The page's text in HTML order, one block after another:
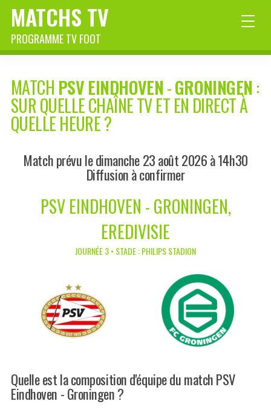
MATCHS TV
PROGRAMME TV FOOT
MATCH PSV EINDHOVEN-GRONINGEN:
SUR QUELLE CHAÎNE TV ET EN DIRECT À
QUELLE HEURE ?
Match prévu le dimanche 23 août 2026 à 14h30
Diffusion à confirmer
PSV EINDHOVEN - GRONINGEN,
EREDIVISIE
JOURNÉE 3 • STADE : PHILIPS STADION
Quelle est la composition d'équipe du match PSV
Eindhoven - Groningen ?